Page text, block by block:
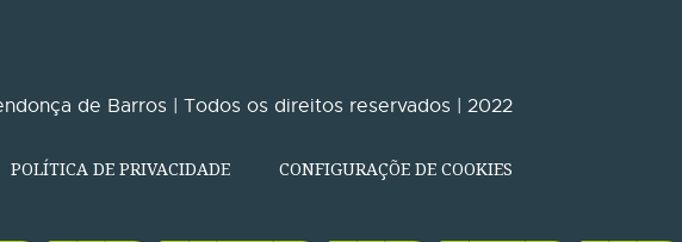
de Barros | Todos os direitos reservados | 2022
POLÍTICA DE PRIVACIDADE CONFIGURAÇÕE DE COOKIES